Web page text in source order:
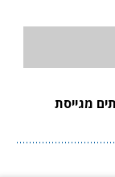
מגייסת